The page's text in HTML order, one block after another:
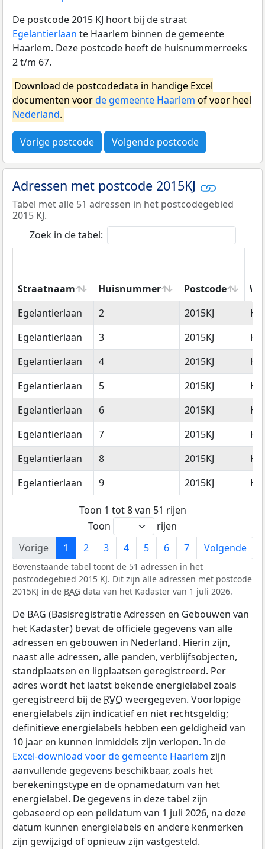
De postcode 2015 KJ hoort bij de straat
Egelantierlaan te Haarlem binnen de gemeente
Haarlem. Deze postcode heeft de huisnummerreeks
2 t/m 67.
Download de postcodedata in handige Excel
documenten voorde gemeente Haarlem of voor heel
Nederland.
Vorige postcode Volgende postcode
Adressen met postcode 2015KJ
Tabel met alle 51 adressen in het postcodegebied
2015 KJ.
Zoek in de tabel:
Straatnaam Huisnummer Postcode
Straatnaam
Huisnummer Postcode
Egelantierlaan 2 2015KJ
Egelantierlaan
3 2015KJ
Egelantierlaan
4 2015KJ
Egelantierlaan
5 2015KJ
Egelantierlaan
6 2015KJ
Egelantierlaan
7 2015KJ
Egelantierlaan
8 2015KJ
Egelantierlaan
9 2015KJ
Toon 1 tot 8 van 51 rijen
Toon
rijen
Vorige
1 2 3 4 5 6 7 Volgende
Bovenstaande tabel toont de 51 adressen in het
postcodegebied 2015 KJ. Dit zijn alle adressen met postcode
2015KJ in de BAG data van het Kadaster van 1 juli 2026.
De BAG (Basisregistratie Adressen en Gebouwen van
het Kadaster) bevat de officiële gegevens van alle
adressen en gebouwen in Nederland. Hierin zijn,
naast alle adressen, alle panden, verblijfsobjecten,
standplaatsen en ligplaatsen geregistreerd. Per
adres wordt het laatst bekende energielabel zoals
geregistreerd bij de RVO weergegeven. Voorlopige
energielabels zijn indicatief en niet rechtsgeldig;
definitieve energielabels hebben een geldigheid van
10 jaar en kunnen inmiddels zijn verlopen. In de
Excel-download voor de gemeente Haarlem zijn
aanvullende gegevens beschikbaar, zoals het
berekeningstype en de opnamedatum van het
energielabel. De gegevens in deze tabel zijn
gebaseerd op een peildatum van 1 juli 2026, na deze
datum kunnen energielabels en andere kenmerken
zijn gewijzigd of opnieuw zijn vastgesteld.